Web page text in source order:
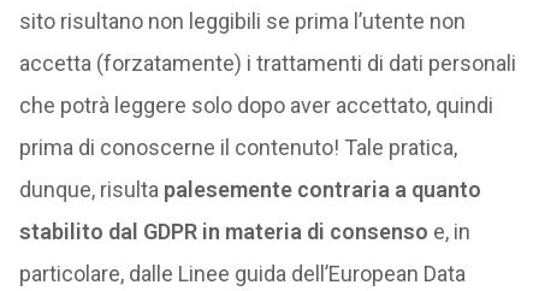
sito risultano non leggibili se prima l’utente non
accetta (forzatamente) i trattamenti di dati personali
che potrà leggere solo dopo aver accettato, quindi
prima di conoscerne il contenuto! Tale pratica,
dunque, risulta palesemente contraria a quanto
stabilito dal GDPR in materia di consenso e, in
particolare, dalle Linee guida dell’European Data